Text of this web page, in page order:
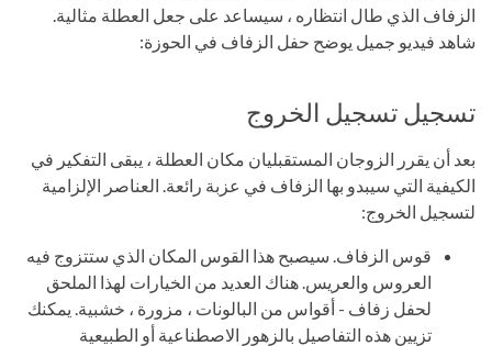
الزفاف الذي طال انتظاره ، سيساعد على جعل العطلة مثالية.
شاهد فيديو جميل يوضح حفل ​​الزفاف في الحوزة:
تسجيل تسجيل الخروج
بعد أن يقرر الزوجان المستقبليان مكان العطلة ، يبقى التفكير في
الكيفية التي سيبدو بها الزفاف في عزبة رائعة. العناصر الإلزامية
لتسجيل الخروج:
قوس الزفاف. سيصبح هذا القوس المكان الذي ستتزوج فيه
العروس والعريس. هناك العديد من الخيارات لهذا الملحق
لحفل زفاف - أقواس من البالونات ، مزورة ، خشبية. يمكنك
تزيين هذه التفاصيل بالزهور الاصطناعية أو الطبيعية